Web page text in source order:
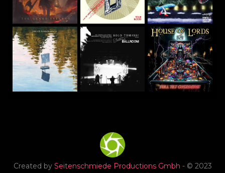
Created by Seitenschmiede Productions Gmbh - © 2023